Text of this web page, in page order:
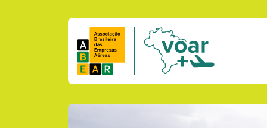
Pular para o conteúdo